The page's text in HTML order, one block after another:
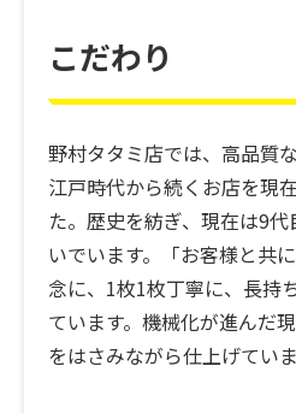
こだわり
野村タタミ店では、高品質
江戸時代から続くお店を現
た。歴史を紡ぎ、現在は9
いでいます。「お客様と共
念に、1枚1枚丁寧に、長持
ています。機械化が進んだ
をはさみながら仕上げていま